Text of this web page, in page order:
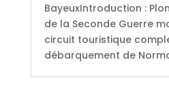
BayeuxIntroduction :
de la Seconde Guerre
circuit touristique
débarquement de